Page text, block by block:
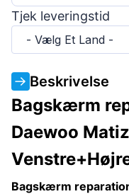
Tjek leveringstid
- Vælg Et Land -
Beskrivelse
Bagskærm
Daewoo
Bagskærm